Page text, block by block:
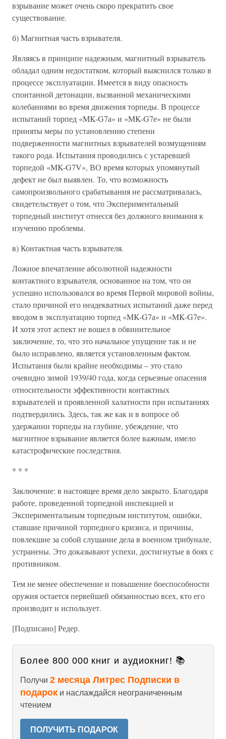
взрывание может очень скоро прекратить свое
существование.
б) Магнитная часть взрывателя.
Являясь в принципе надежным, магнитный взрыватель
обладал одним недостатком, который выяснился только в
процессе эксплуатации. Имеется в виду опасность
спонтанной детонации, вызванной механическими
колебаниями во время движения торпеды. В процессе
испытаний торпед «MK-G7а» и «MK-G7е» не были
приняты меры по установлению степени
подверженности магнитных взрывателей возмущениям
такого рода. Испытания проводились с устаревшей
торпедой «MK-G7V», ВО время которых упомянутый
дефект не был выявлен. То, что возможность
самопроизвольного срабатывания не рассматривалась,
свидетельствует о том, что Экспериментальный
торпедный институт отнесся без должного внимания к
изучению проблемы.
в) Контактная часть взрывателя.
Ложное впечатление абсолютной надежности
контактного взрывателя, основанное на том, что он
успешно использовался во время Первой мировой войны,
стало причиной его неадекватных испытаний даже перед
вводом в эксплуатацию торпед «MK-G7а» и «MK-G7е».
И хотя этот аспект не вошел в обвинительное
заключение, то, что это начальное упущение так и не
было исправлено, является установленным фактом.
Испытания были крайне необходимы – это стало
очевидно зимой 1939/40 года, когда серьезные опасения
относительности эффективности контактных
взрывателей и проявленной халатности при испытаниях
подтвердились. Здесь, так же как и в вопросе об
удержании торпеды на глубине, убеждение, что
магнитное взрывание является более важным, имело
катастрофические последствия.
* * *
Заключение: в настоящее время дело закрыто. Благодаря
работе, проведенной торпедной инспекцией и
Экспериментальным торпедным институтом, ошибки,
ставшие причиной торпедного кризиса, и причины,
повлекшие за собой слушание дела в военном трибунале,
устранены. Это доказывают успехи, достигнутые в боях с
противником.
Тем не менее обеспечение и повышение боеспособности
оружия остается первейшей обязанностью всех, кто его
производит и использует.
[Подписано] Редер.
Более 800 000 книг и аудиокниг! 📚
Получи 2 месяца Литрес Подписки в
подарок и наслаждайся неограниченным
чтением
ПОЛУЧИТЬ ПОДАРОК